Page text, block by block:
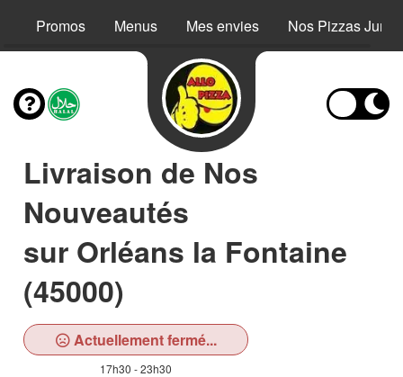
Promos Menus Mes envies Nos Pizzas Junior
Livraison de Nos
Nouveautés
sur Orléans la Fontaine
(45000)
Actuellement fermé...
17h30 - 23h30